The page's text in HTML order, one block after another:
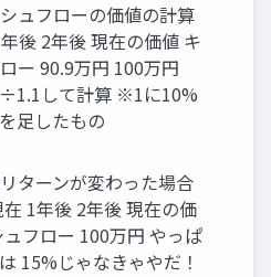
ュフローの価値の計算
後 2年後 現在の価値 キ
ー 90.9万円 100万円
して計算 ※1に10%
足したもの
ターンが変わった場合
1年後 2年後 現在の価
フロー 100万円 やっぱ
15%じゃなきゃやだ！